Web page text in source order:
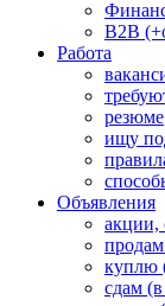
B2B
Работа
резюме
ищу
Объявления
акции,
куплю
сдам